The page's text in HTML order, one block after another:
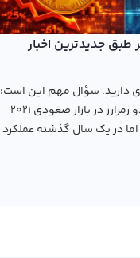
معامله همراه باشیم.
طبق جدیدترین اخبار
دارید، سؤال مهم این است:
دوج بخریم یا سولانا؟ هر دو رمزارز در بازار صعودی ۲۰۲۱
در یک سال گذشته عملکرد